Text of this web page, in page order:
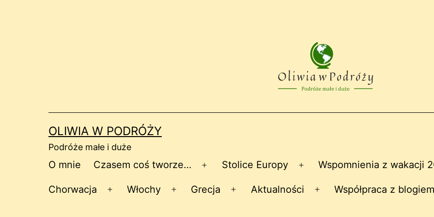
OLIWIA W PODRÓŻY
Podróże małe i duże
O mnie Czasem coś tworze…
Rozwiń
menu
Stolice Europy
Rozwiń
menu
Wspomnienia z wakacji
Chorwacja
Rozwiń
Włochy
Rozwiń
Grecja
Rozwiń
Aktualności
Rozwiń
Współpraca z